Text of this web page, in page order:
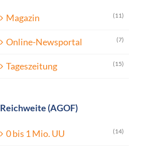
Magazin (11)
Online-Newsportal (7)
Tageszeitung (15)
Reichweite (AGOF)
0 bis 1 Mio. UU (14)